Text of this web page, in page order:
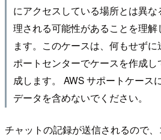
にアクセスしている場所とは異
理される可能性があることを理解
ます。このケースは、何もせず
ポートセンターでケースを作成
成します。 AWS サポートケース
データを含めないでください。
チャットの記録が送信されるので